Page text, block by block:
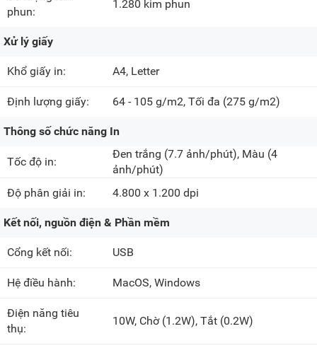
phun:
1.280 kim phun
Xử lý giấy
Khổ giấy in: A4, Letter
Định lượng giấy: 64 - 105 g/m2, Tối đa (275 g/m2)
Thông số chức năng In
Tốc độ in:
Đen trắng (7.7 ảnh/phút), Màu (4
ảnh/phút)
Độ phân giải in:
4.800 x 1.200 dpi
Kết nối, nguồn điện & Phần mềm
Cổng kết nối: USB
Hệ điều hành: MacOS, Windows
Điện năng tiêu
thụ:
10W, Chờ (1.2W), Tắt (0.2W)